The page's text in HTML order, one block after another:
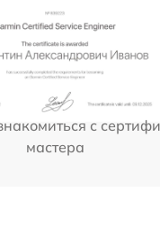
с
мастера